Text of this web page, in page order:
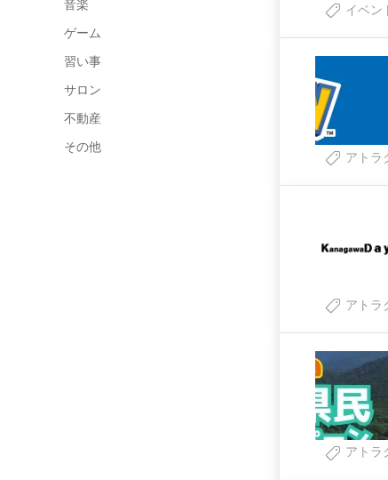
音楽
ゲーム
習い事
サロン
不動産
その他
イベン
アトラ
アトラ
アトラ